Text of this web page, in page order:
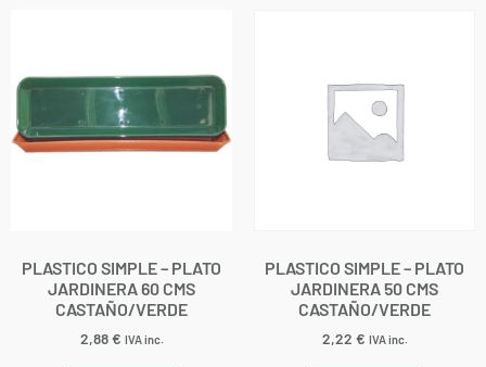
PLASTICO SIMPLE – PLATO
JARDINERA 60 CMS
CASTAÑO/VERDE
2,88€ IVA inc.
PLASTICO SIMPLE – PLATO
JARDINERA 50 CMS
CASTAÑO/VERDE
2,22 € IVA inc.